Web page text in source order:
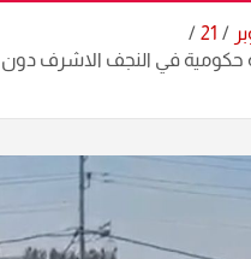
21
حكومية في النجف الاشرف